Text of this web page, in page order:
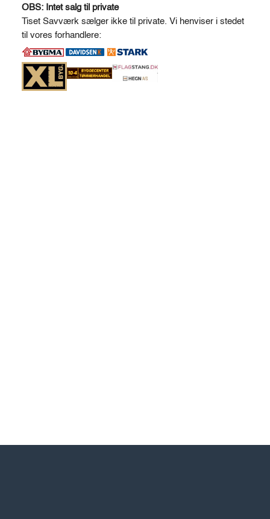
l
t
e
r
n
t
OBS: Intet salg til private
Tiset Savværk sælger ikke til private. Vi henviser i stedet
til vores forhandlere: